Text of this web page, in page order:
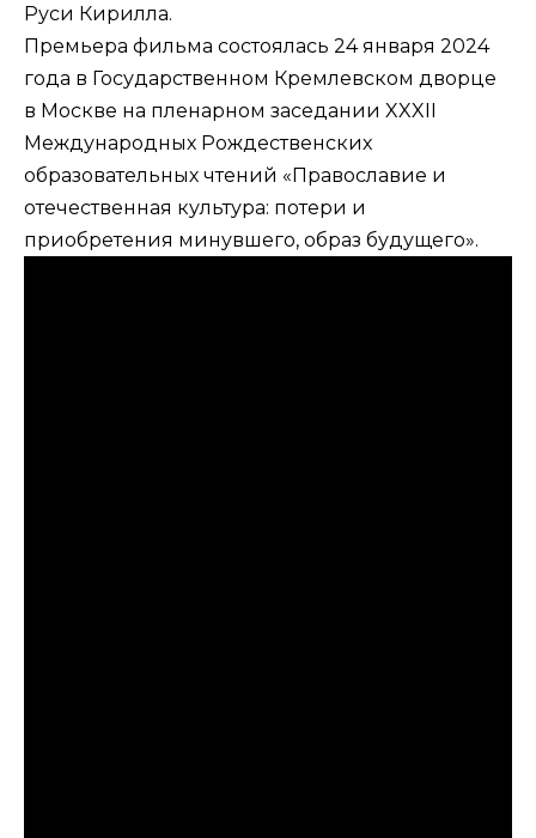
Руси Кирилла.
Премьера фильма состоялась 24 января 2024
года в Государственном Кремлевском дворце
в Москве на пленарном заседании XXXII
Международных Рождественских
образовательных чтений «Православие и
отечественная культура: потери и
приобретения минувшего, образ будущего».